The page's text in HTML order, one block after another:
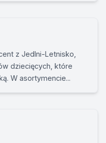
z Jedlni-Letnisko,
dziecięcych, które
W asortymencie...